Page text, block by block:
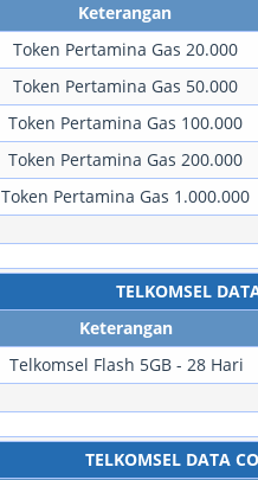
Keterangan
Token Pertamina Gas 20.000
Token Pertamina Gas 50.000
Token Pertamina Gas 100.000
Token Pertamina Gas 200.000
Token Pertamina Gas 1.000.000
TELKOMSEL
Keterangan
Telkomsel Flash 5GB - 28 Hari
TELKOMSEL DATA